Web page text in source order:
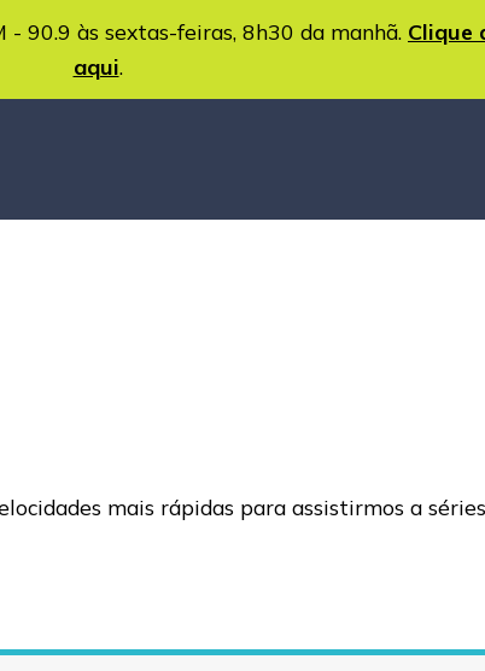
- 90.9 às sextas-feiras, 8h30 da manhã. Clique
aqui.
mais rápidas para assistirmos a